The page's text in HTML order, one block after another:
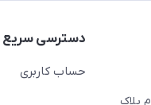
پلاک
دسترسی سریع
حساب کاربری